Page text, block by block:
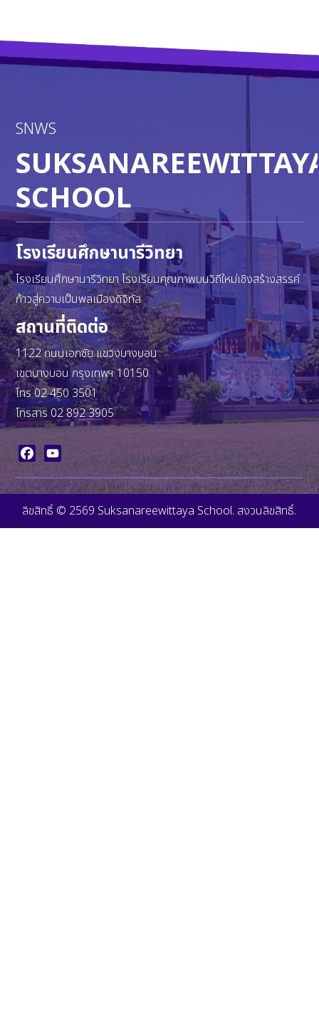
SNWS
SCHOOL
โรงเรียนศึกษานารีวิทยา
โรงเรียนศึกษานารีวิทยา โรงเรียนคุณภาพบนวิถีใหม่เชิงสร้างสรรค์
ก้าวสู่ความเป็นพลเมืองดิจิทัล
สถานที่ติดต่อ
1122 ถนนเอกชัย แขวงบางบอน
เขตบางบอน กรุงเทพฯ 10150
โทร 02 450 3501
โทรสาร 02 892 3905
FacebookYouTube
ลิขสิทธิ์ © 2569 Suksanareewittaya School. สงวนลิขสิทธิ์.